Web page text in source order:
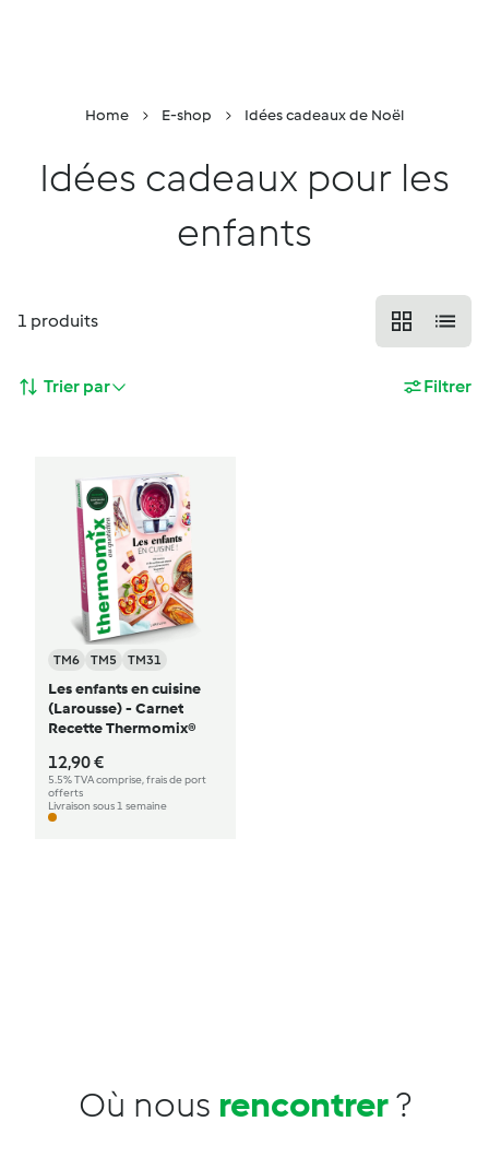
Home E-shop Idées cadeaux de Noël
Idées cadeaux pour les
enfants
1 produits
Trier par Filtrer
TM6 TM5 TM31
Les enfants en cuisine
(Larousse) - Carnet
Recette Thermomix®
12,90 €
5.5% TVA comprise, frais de port
offerts
Livraison sous 1 semaine
Où nous rencontrer?